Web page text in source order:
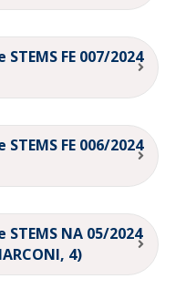
FE 007/2024
FE 006/2024
NA 05/2024
4)